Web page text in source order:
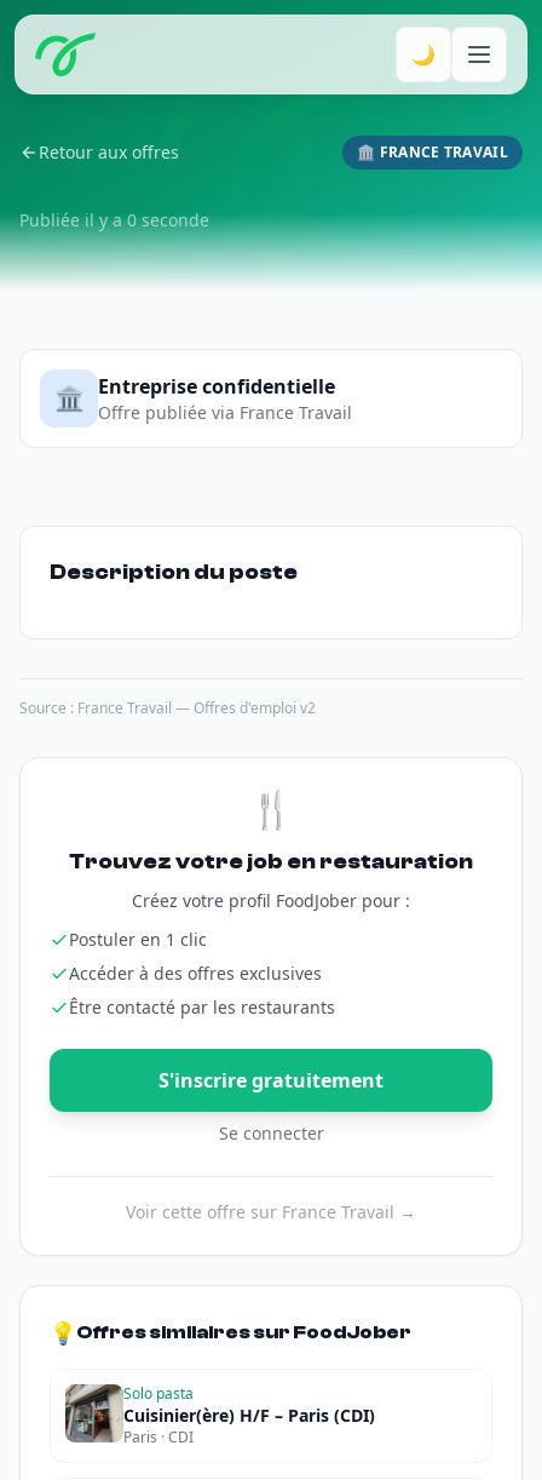
🌙
Retour aux offres 🏛️ FRANCE TRAVAIL
Publiée il y a 0 seconde
🏛️ Entreprise confidentielle
Offre publiée via France Travail
Description du poste
Source : France Travail — Offres d'emploi v2
🍴
Trouvez votre job en restauration
Créez votre profil FoodJober pour :
Postuler en 1 clic
Accéder à des offres exclusives
Être contacté par les restaurants
S'inscrire gratuitement
Se connecter
Voir cette offre sur France Travail →
💡 Offres similaires sur FoodJober
Solo pasta
Cuisinier(ère) H/F – Paris (CDI)
Paris · CDI